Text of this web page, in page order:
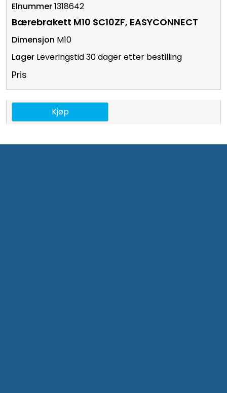
1318642
Bærebrakett M10 SC10ZF, EASYCONNECT
M10
Leveringstid 30 dager etter bestilling
Pris
Kjøp